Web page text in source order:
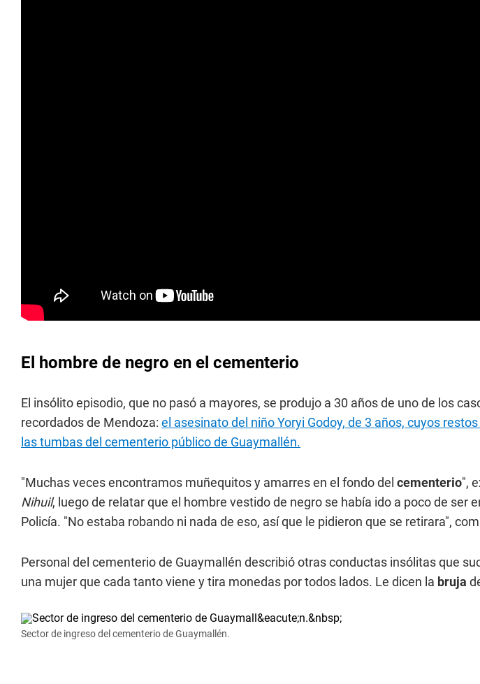
El hombre de negro en el cementerio
El insólito episodio, que no pasó a mayores, se produjo a 30 años de uno de los
recordados de Mendoza: el asesinato del niño Yoryi Godoy, de 3 años, cuyos
las tumbas del cementerio público de Guaymallén.
"Muchas veces encontramos muñequitos y amarres en el fondo del cementerio",
Nihuil, luego de relatar que el hombre vestido de negro se había ido a poco de ser
Policía. "No estaba robando ni nada de eso, así que le pidieron que se retirara",
Personal del cementerio de Guaymallén describió otras conductas insólitas que
una mujer que cada tanto viene y tira monedas por todos lados. Le dicen la bruja
Sector de ingreso del cementerio de Guaymallén.